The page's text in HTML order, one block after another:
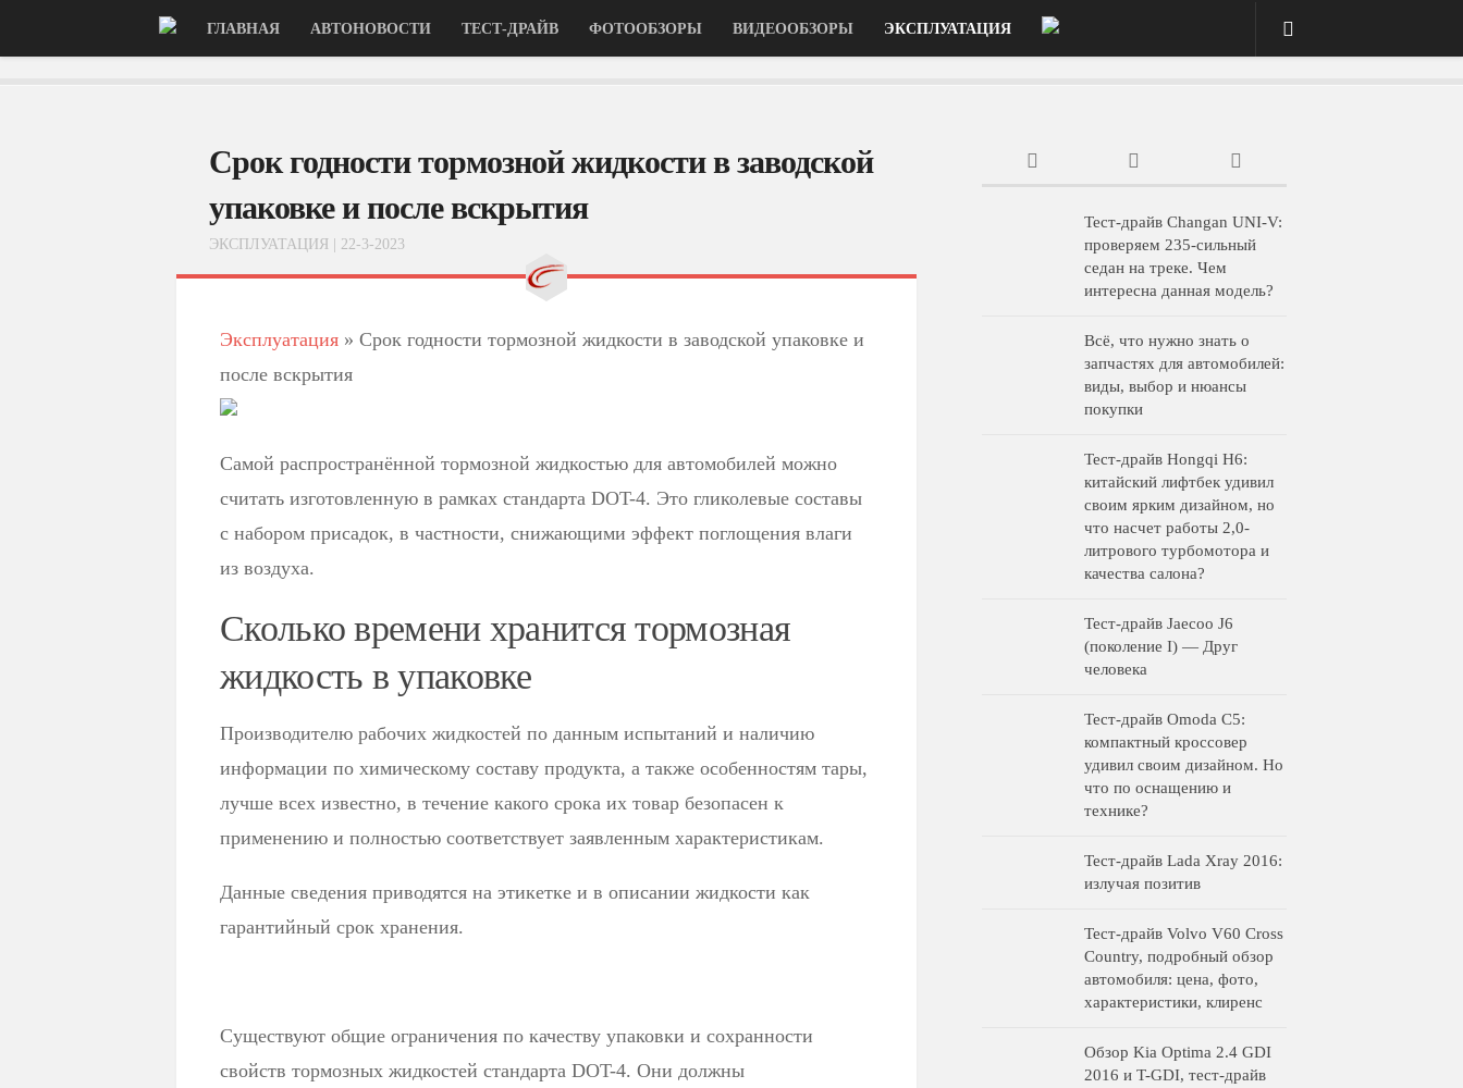
ГЛАВНАЯ АВТОНОВОСТИ ТЕСТ-ДРАЙВ ФОТООБЗОРЫ ВИДЕООБЗОРЫ ЭКСПЛУАТАЦИЯ
Срок годности тормозной жидкости в заводской
упаковке и после вскрытия
ЭКСПЛУАТАЦИЯ | 22-3-2023
Эксплуатация » Срок годности тормозной жидкости в заводской упаковке и
после вскрытия
Самой распространённой тормозной жидкостью для автомобилей можно
считать изготовленную в рамках стандарта DOT-4. Это гликолевые составы
с набором присадок, в частности, снижающими эффект поглощения влаги
из воздуха.
Сколько времени хранится тормозная
жидкость в упаковке
Производителю рабочих жидкостей по данным испытаний и наличию
информации по химическому составу продукта, а также особенностям тары,
лучше всех известно, в течение какого срока их товар безопасен к
применению и полностью соответствует заявленным характеристикам.
Данные сведения приводятся на этикетке и в описании жидкости как
гарантийный срок хранения.
Существуют общие ограничения по качеству упаковки и сохранности
свойств тормозных жидкостей стандарта DOT-4. Они должны
Тест-драйв Changan UNI-V:
проверяем 235-сильный
седан на треке. Чем
интересна данная модель?
Всё, что нужно знать о
запчастях для автомобилей:
виды, выбор и нюансы
покупки
Тест-драйв Hongqi H6:
китайский лифтбек удивил
своим ярким дизайном, но
что насчет работы 2,0-
литрового турбомотора и
качества салона?
Тест-драйв Jaecoo J6
(поколение I) — Друг
человека
Тест-драйв Omoda C5:
компактный кроссовер
удивил своим дизайном. Но
что по оснащению и
технике?
Тест-драйв Lada Xray 2016:
излучая позитив
Тест-драйв Volvo V60 Cross
Country, подробный обзор
автомобиля: цена, фото,
характеристики, клиренс
Обзор Kia Optima 2.4 GDI
2016 и T-GDI, тест-драйв